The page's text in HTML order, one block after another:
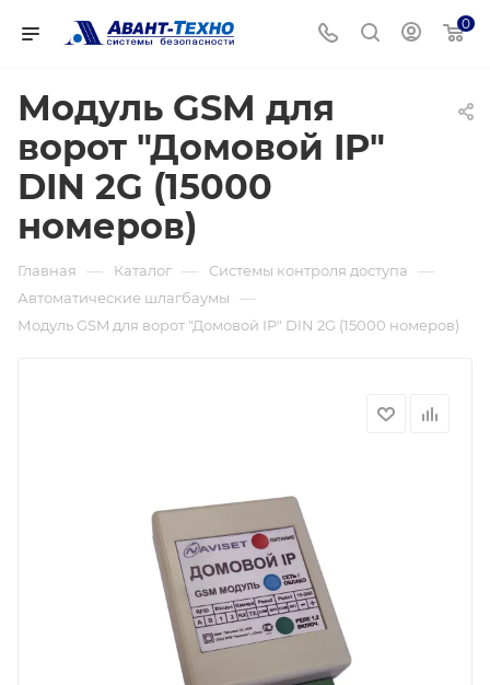
0
Модуль GSM для
ворот "Домовой IP"
DIN 2G (15000
номеров)
Главная — Каталог — Системы контроля доступа —
Автоматические шлагбаумы —
Модуль GSM для ворот "Домовой IP" DIN 2G (15000 номеров)